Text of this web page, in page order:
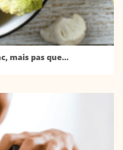
mais pas que…